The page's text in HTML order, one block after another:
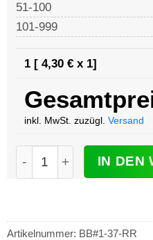
51-100
101-999
1 [4,30 € x 1]
inkl. MwSt. zuzügl.Versand
Blindenabzeichen
IN DEN
Artikelnummer: BB#1-37-RR